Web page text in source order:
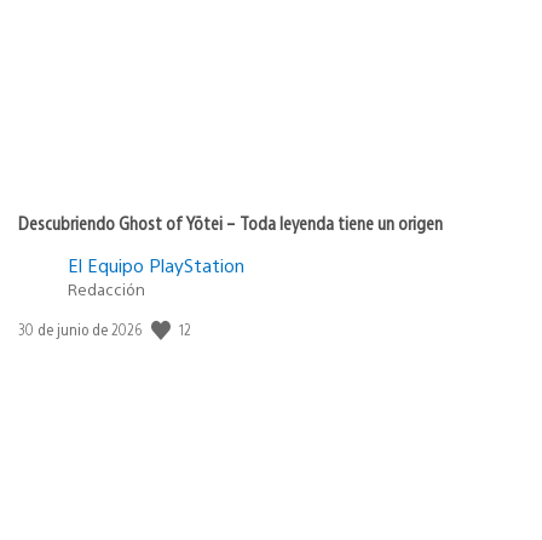
Descubriendo Ghost of Yōtei – Toda leyenda tiene un origen
El Equipo PlayStation
Redacción
Fecha
30 de junio de 2026 12